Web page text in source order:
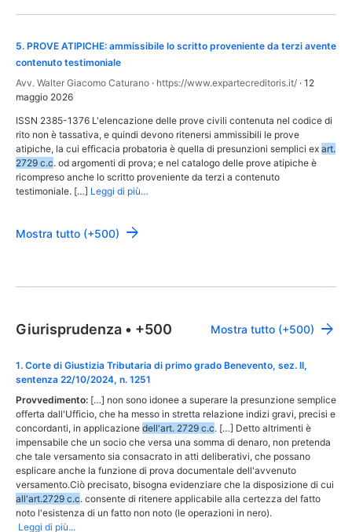
5. PROVE ATIPICHE: ammissibile lo scritto proveniente da terzi avente
contenuto testimoniale
Avv. Walter Giacomo Caturano · https://www.expartecreditoris.it/ · 12
maggio 2026
ISSN 2385-1376 L'elencazione delle prove civili contenuta nel codice di
rito non è tassativa, e quindi devono ritenersi ammissibili le prove
atipiche, la cui efficacia probatoria è quella di presunzioni semplici ex art.
2729 c.c. od argomenti di prova; e nel catalogo delle prove atipiche è
ricompreso anche lo scritto proveniente da terzi a contenuto
testimoniale. […] Leggi di più…
Mostra tutto (+500)
Giurisprudenza • +500 Mostra tutto (+500)
1. Corte di Giustizia Tributaria di primo grado Benevento, sez. II,
sentenza 22/10/2024, n. 1251
Provvedimento: […] non sono idonee a superare la presunzione semplice
offerta dall'Ufficio, che ha messo in stretta relazione indizi gravi, precisi e
concordanti, in applicazione dell'art. 2729 c.c. […] Detto altrimenti è
impensabile che un socio che versa una somma di denaro, non pretenda
che tale versamento sia consacrato in atti deliberativi, che possano
esplicare anche la funzione di prova documentale dell'avvenuto
versamento.Ciò precisato, bisogna evidenziare che la disposizione di cui
all'art.2729 c.c. consente di ritenere applicabile alla certezza del fatto
noto l'esistenza di un fatto non noto (le operazioni in nero).
Leggi di più...